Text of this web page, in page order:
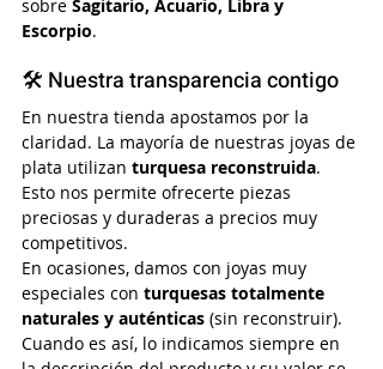
sobre Sagitario, Acuario, Libra y
Escorpio.
🛠️ Nuestra transparencia contigo
En nuestra tienda apostamos por la
claridad. La mayoría de nuestras joyas de
plata utilizan turquesa reconstruida.
Esto nos permite ofrecerte piezas
preciosas y duraderas a precios muy
competitivos.
En ocasiones, damos con joyas muy
especiales con turquesas totalmente
naturales y auténticas (sin reconstruir).
Cuando es así, lo indicamos siempre en